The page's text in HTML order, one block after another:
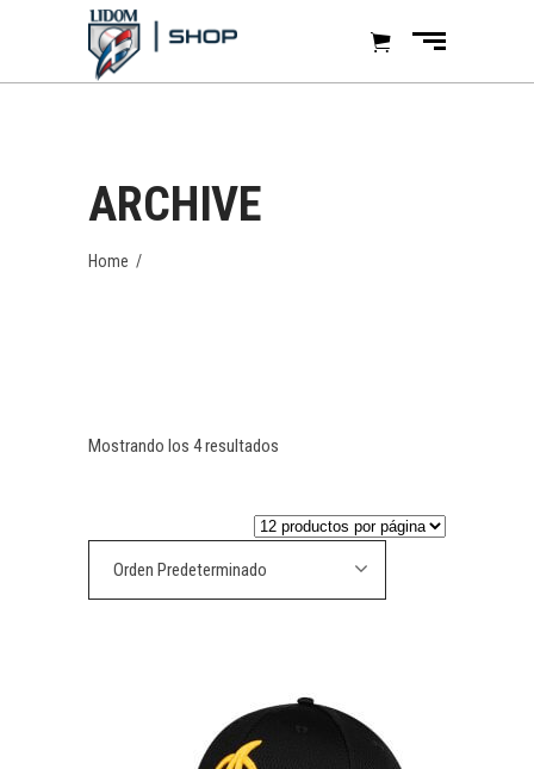
ARCHIVE
Home /
Mostrando los 4 resultados
Orden Predeterminado